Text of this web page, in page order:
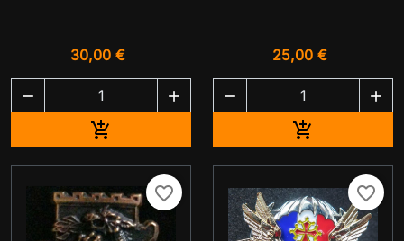
30,00 €
 

25,00 €
 

favorite_border favorite_border